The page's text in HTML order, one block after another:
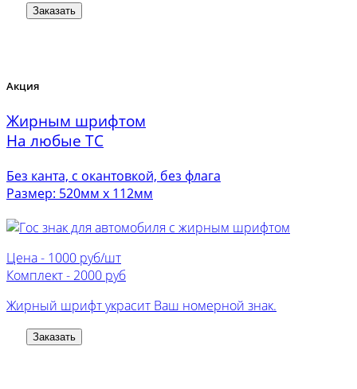
Заказать
Акция
Жирным шрифтом
На любые ТС
Без канта, с окантовкой, без флага
Размер: 520мм х 112мм
Цена - 1000 руб/шт
Комплект - 2000 руб
Жирный шрифт украсит Ваш номерной знак.
Заказать